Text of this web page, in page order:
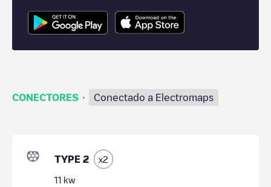
CONECTORES · Conectado a Electromaps
TYPE 2 x2
11 kw